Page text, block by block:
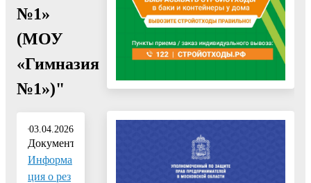
№1»
(МОУ
«Гимназия
№1»)"
03.04.2026
Документ:
Информа
ция о рез